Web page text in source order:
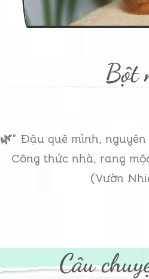
Bột
🌿” Đậu quê mình,
Công thức nhà, rang
(Vườn
Câu